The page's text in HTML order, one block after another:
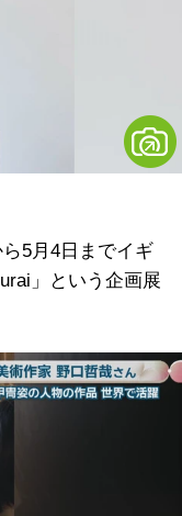
5月4日までイギ
」という企画展